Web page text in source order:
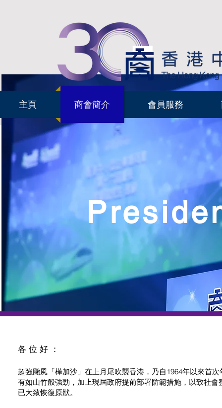
主頁 商會簡介 會員服務
各位好：
超強颱風「樺加沙」在上月尾吹襲香港，乃自1964年以來首
有如山竹般強勁，加上現屆政府提前部署防範措施，以致社
已大致恢復原狀。